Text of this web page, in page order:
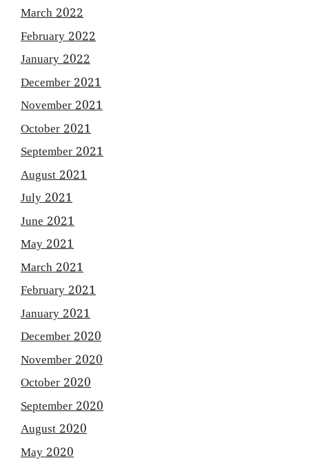
March 2022
February 2022
January 2022
December 2021
November 2021
October 2021
September 2021
August 2021
July 2021
June 2021
May 2021
March 2021
February 2021
January 2021
December 2020
November 2020
October 2020
September 2020
August 2020
May 2020